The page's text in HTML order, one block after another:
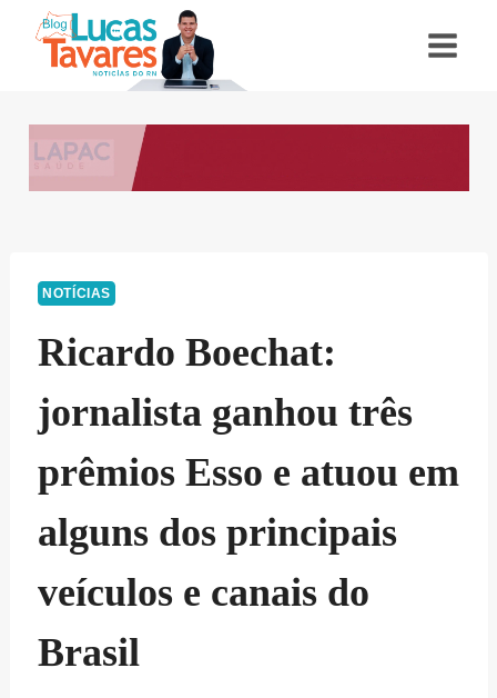
NOTÍCIAS
Ricardo Boechat:
jornalista ganhou três
prêmios Esso e atuou em
alguns dos principais
veículos e canais do
Brasil